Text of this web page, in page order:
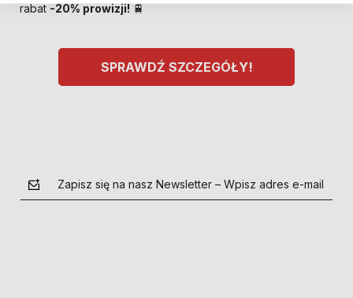
rabat -20% prowizji! 🚆
SPRAWDŹ SZCZEGÓŁY!
Zapisz się na nasz Newsletter – Wpisz adres e-mail